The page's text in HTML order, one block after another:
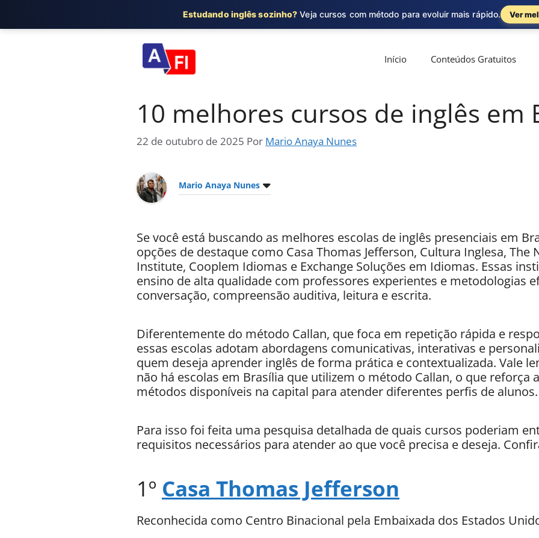
Início Conteúdos Gratuitos
10 melhores cursos de inglês em
22 de outubro de 2025 Por Mario Anaya Nunes
Mario Anaya Nunes
Se você está buscando as melhores escolas de inglês presenciais em
opções de destaque como Casa Thomas Jefferson, Cultura Inglesa, The
Institute, Cooplem Idiomas e Exchange Soluções em Idiomas. Essas
ensino de alta qualidade com professores experientes e metodologias
conversação, compreensão auditiva, leitura e escrita.
Diferentemente do método Callan, que foca em repetição rápida e
essas escolas adotam abordagens comunicativas, interativas e
quem deseja aprender inglês de forma prática e contextualizada. Vale
não há escolas em Brasília que utilizem o método Callan, o que reforça
métodos disponíveis na capital para atender diferentes perfis de alunos.
Para isso foi feita uma pesquisa detalhada de quais cursos poderiam
requisitos necessários para atender ao que você precisa e deseja.
1º Casa Thomas Jefferson
Reconhecida como Centro Binacional pela Embaixada dos Estados
Estudando inglês sozinho? Veja cursos com método para evoluir mais rápido. Ver